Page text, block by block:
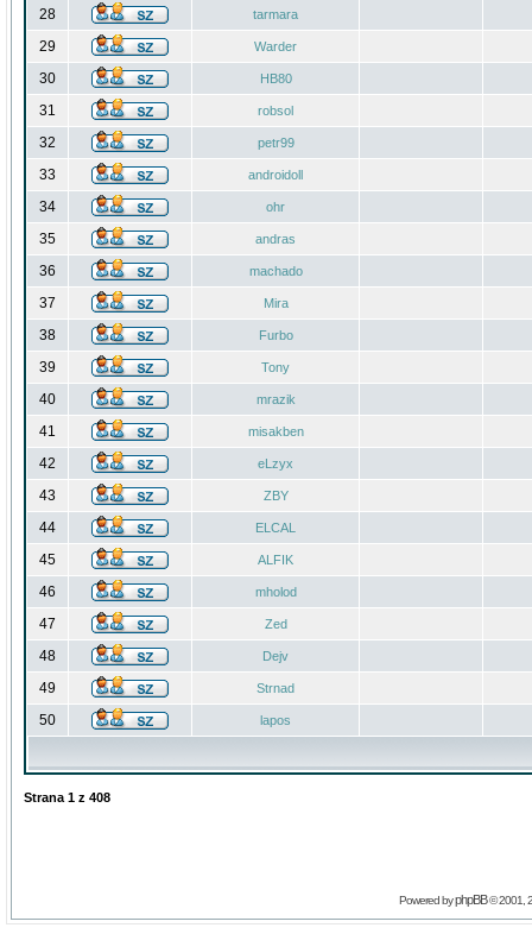
28 tarmara
29 Warder
30 HB80
31 robsol
32 petr99
33 androidoll
34 ohr
35 andras
36 machado
37 Mira
38 Furbo
39 Tony
40 mrazik
41 misakben
42 eLzyx
43 ZBY
44 ELCAL
45 ALFIK
46 mholod
47 Zed
48 Dejv
49 Strnad
50 lapos
Strana 1 z 408
Powered byphpBB© 2001,